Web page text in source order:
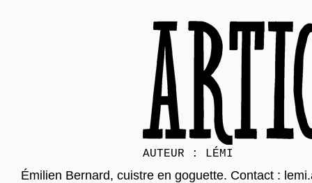
AUTEUR : LÉMI
Émilien Bernard, cuistre en goguette. Contact :